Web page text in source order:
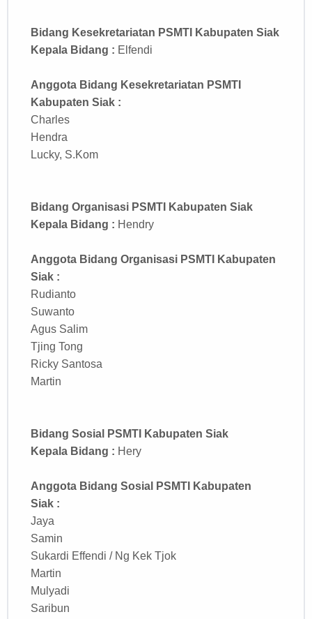
Bidang Kesekretariatan PSMTI Kabupaten Siak
Kepala Bidang : Elfendi
Anggota Bidang Kesekretariatan PSMTI
Kabupaten Siak :
Charles
Hendra
Lucky, S.Kom
Bidang Organisasi PSMTI Kabupaten Siak
Kepala Bidang : Hendry
Anggota Bidang Organisasi PSMTI Kabupaten
Siak :
Rudianto
Suwanto
Agus Salim
Tjing Tong
Ricky Santosa
Martin
Bidang Sosial
PSMTI Kabupaten Siak
Kepala Bidang : Hery
Anggota Bidang Sosial PSMTI Kabupaten
Siak :
Jaya
Samin
Sukardi Effendi / Ng Kek Tjok
Martin
Mulyadi
Saribun